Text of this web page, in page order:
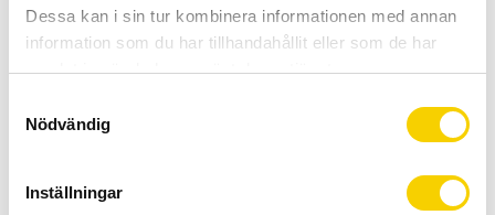
Dessa kan i sin tur kombinera informationen med annan
information som du har tillhandahållit eller som de har
samlat in när du har använt deras tjänster.
Nödvändig
Inställningar
Post typ Chain
Artikelnamn PC-1071
Beskrivning Hollow stift, krom härdad
114 länkar
Behandling Nickel pläterad
Grupp X9 / Force